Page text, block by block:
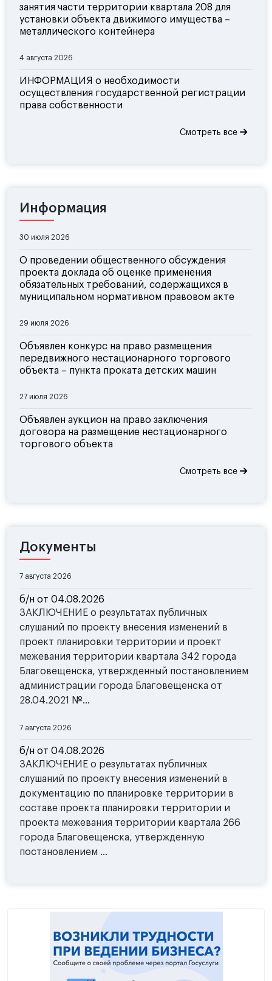
занятия части территории квартала 208 для
установки объекта движимого имущества –
металлического контейнера
4 августа 2026
ИНФОРМАЦИЯ о необходимости
осуществления государственной регистрации
права собственности
Смотреть все
Информация
30 июля 2026
О проведении общественного обсуждения
проекта доклада об оценке применения
обязательных требований, содержащихся в
муниципальном нормативном правовом акте
29 июля 2026
Объявлен конкурс на право размещения
передвижного нестационарного торгового
объекта – пункта проката детских машин
27 июля 2026
Объявлен аукцион на право заключения
договора на размещение нестационарного
торгового объекта
Смотреть все
Документы
7 августа 2026
б/н от 04.08.2026
ЗАКЛЮЧЕНИЕ о результатах публичных
слушаний по проекту внесения изменений в
проект планировки территории и проект
межевания территории квартала 342 города
Благовещенска, утвержденный постановлением
администрации города Благовещенска от
28.04.2021 №...
7 августа 2026
б/н от 04.08.2026
ЗАКЛЮЧЕНИЕ о результатах публичных
слушаний по проекту внесения изменений в
документацию по планировке территории в
составе проекта планировки территории и
проекта межевания территории квартала 266
города Благовещенска, утвержденную
постановлением ...